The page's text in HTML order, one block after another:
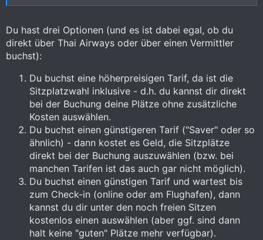
Du hast drei Optionen (und es ist dabei egal, ob du
direkt über Thai Airways oder über einen Vermittler
buchst):
Du buchst eine höherpreisigen Tarif, da ist die
Sitzplatzwahl inklusive - d.h. du kannst dir direkt
bei der Buchung deine Plätze ohne zusätzliche
Kosten auswählen.
Du buchst einen günstigeren Tarif ("Saver" oder so
ähnlich) - dann kostet es Geld, die Sitzplätze
direkt bei der Buchung auszuwählen (bzw. bei
manchen Tarifen ist das auch gar nicht möglich).
Du buchst einen günstigen Tarif und wartest bis
zum Check-in (online oder am Flughafen), dann
kannst du dir unter den noch freien Sitzen
kostenlos einen auswählen (aber ggf. sind dann
halt keine "guten" Plätze mehr verfügbar).